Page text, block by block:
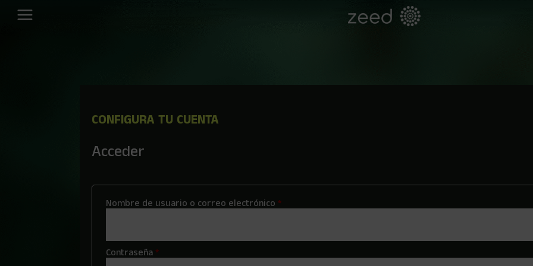
CONFIGURA TU CUENTA
Acceder
Nombre de usuario o correo electrónico*Obligatorio
Contraseña*Obligatorio